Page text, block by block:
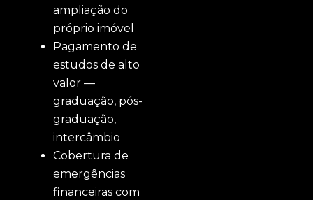
ampliação do
próprio imóvel
Pagamento de
estudos de alto
valor —
graduação, pós-
graduação,
intercâmbio
Cobertura de
emergências
financeiras com